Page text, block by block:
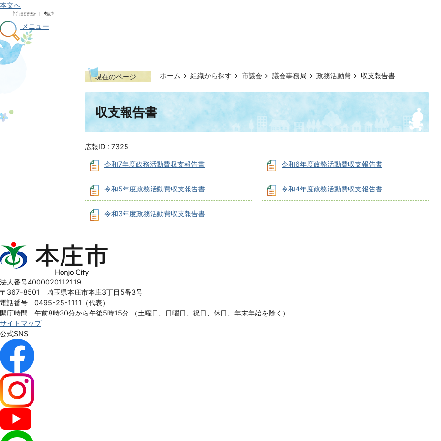
本文へ
メニュー
現在のページ ホーム 組織から探す 市議会 議会事務局 政務活動費 収支報告書
収支報告書
広報ID : 7325
令和7年度政務活動費収支報告書 令和6年度政務活動費収支報告書
令和5年度政務活動費収支報告書 令和4年度政務活動費収支報告書
令和3年度政務活動費収支報告書
本
庄
Honjo
City
法人番号4000020112119
〒367-8501 埼玉県本庄市本庄3丁目5番3号
電話番号：0495-25-1111（代表）
開庁時間：午前8時30分から午後5時15分
（土曜日、日曜日、祝日、休日、年末年始を除く）
サイトマップ
公式SNS